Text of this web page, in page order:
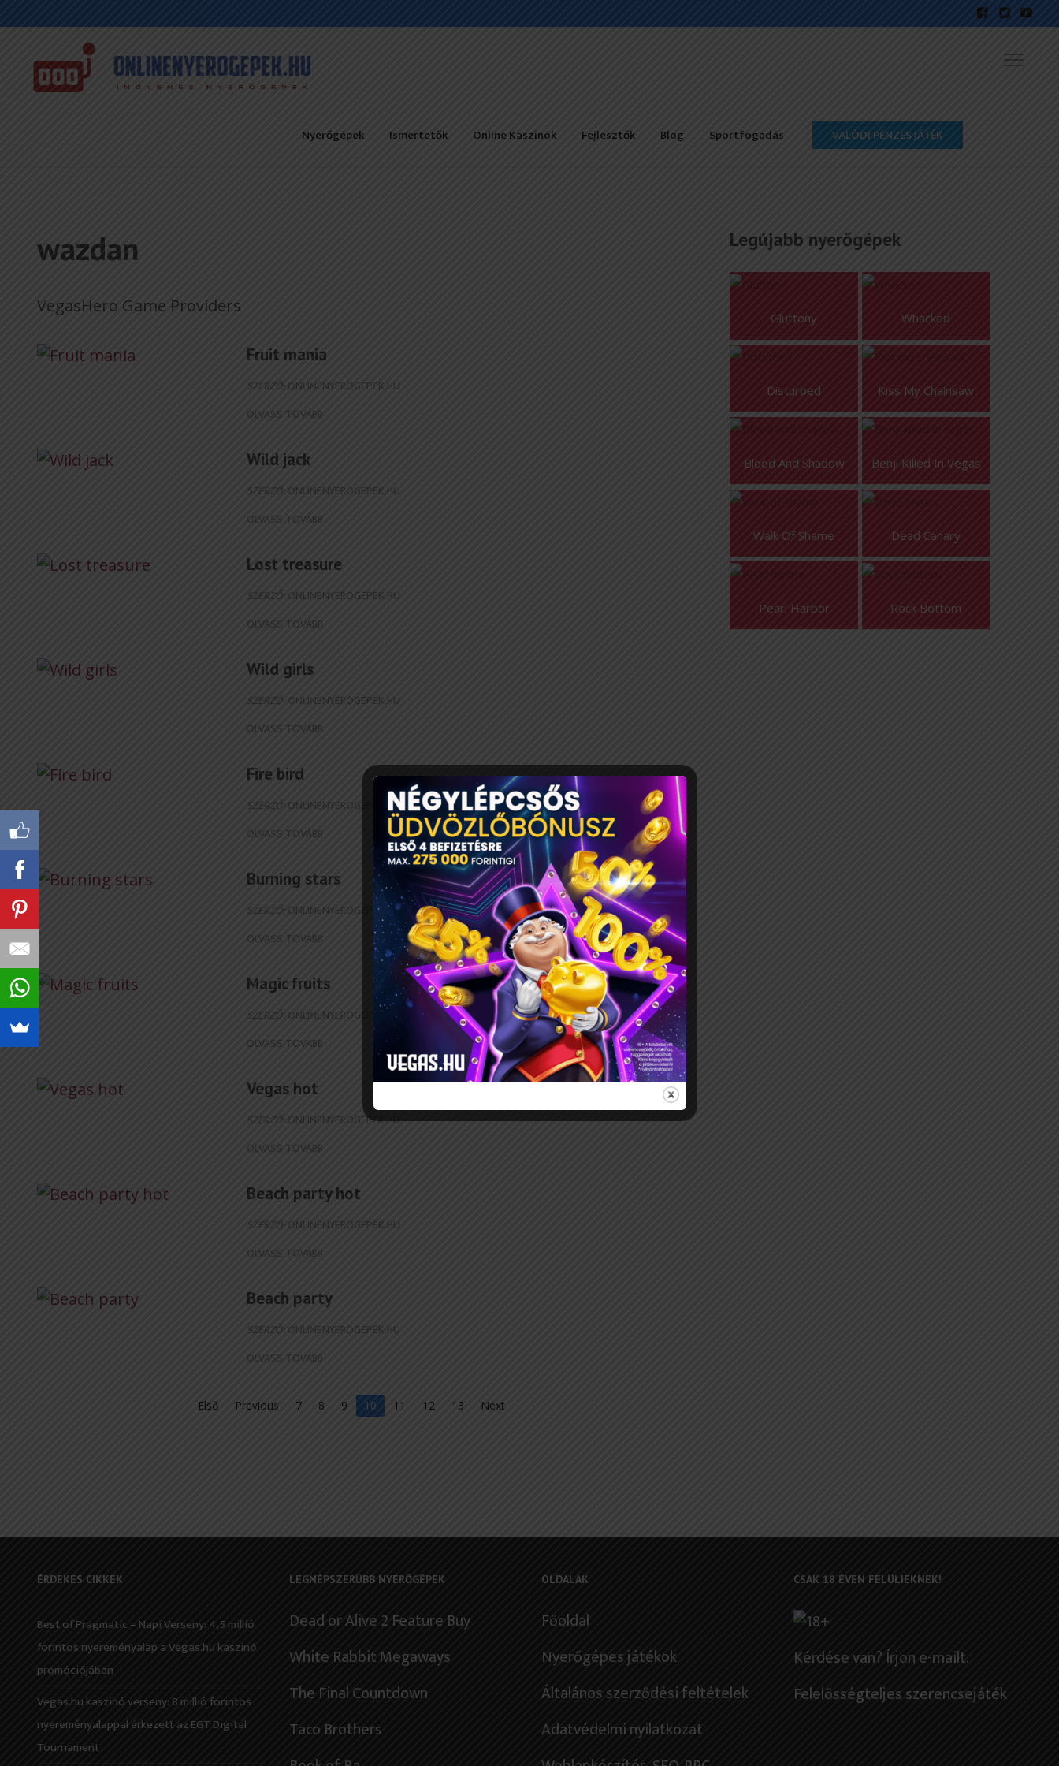
Nyerőgépek Ismertetők Online Kaszinók Fejlesztők Blog Sportfogadás VALÓDI PÉNZES JÁTÉK
wazdan
VegasHero Game Providers
Fruit mania
SZERZŐ: ONLINENYEROGEPEK.HU
OLVASS TOVÁBB
Wild jack
SZERZŐ:ONLINENYEROGEPEK.HU
OLVASS TOVÁBB
Lost treasure
SZERZŐ:ONLINENYEROGEPEK.HU
OLVASS TOVÁBB
Wild girls
SZERZŐ: ONLINENYEROGEPEK.HU
OLVASS TOVÁBB
Fire bird
SZERZŐ:ONLINENYEROGEPEK.HU
OLVASS TOVÁBB
Burning stars
SZERZŐ: ONLINENYEROGEPEK.HU
OLVASS TOVÁBB
Magic fruits
SZERZŐ: ONLINENYEROGEPEK.HU
OLVASS TOVÁBB
Vegas hot
SZERZŐ:ONLINENYEROGEPEK.HU
OLVASS TOVÁBB
Beach party hot
SZERZŐ: ONLINENYEROGEPEK.HU
OLVASS TOVÁBB
Beach party
SZERZŐ:ONLINENYEROGEPEK.HU
OLVASS TOVÁBB
Első Previous 7 8 9 10 11 12 13 Next
Legújabb nyerőgépek
Gluttony Whacked
Disturbed Kiss My Chainsaw
Blood And Shadow Benji Killed In Vegas
Walk Of Shame Dead Canary
Pearl Harbor Rock Bottom
ÉRDEKES CIKKEK
Best of Pragmatic – Napi Verseny: 4,5 millió
forintos nyereményalap a Vegas.hu kaszinó
promóciójában
Vegas.hu kaszinó verseny: 8 millió forintos
nyereményalappal érkezett az EGT Digital
Tournament
LEGNÉPSZERŰBB NYERŐGÉPEK
Dead or Alive 2 Feature Buy
White Rabbit Megaways
The Final Countdown
Taco Brothers
OLDALAK
Főoldal
Nyerőgépes játékok
Általános szerződési feltételek
Adatvédelmi nyilatkozat
CSAK 18 ÉVEN FELÜLIEKNEK!
Kérdése van? Írjon e-mailt.
Felelősségteljes szerencsejáték